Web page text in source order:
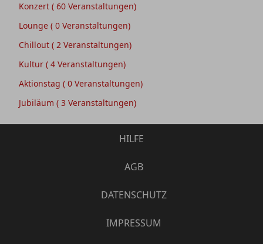
Konzert ( 60 Veranstaltungen)
Lounge ( 0 Veranstaltungen)
Chillout ( 2 Veranstaltungen)
Kultur ( 4 Veranstaltungen)
Aktionstag ( 0 Veranstaltungen)
Jubiläum ( 3 Veranstaltungen)
HILFE
AGB
DATENSCHUTZ
IMPRESSUM